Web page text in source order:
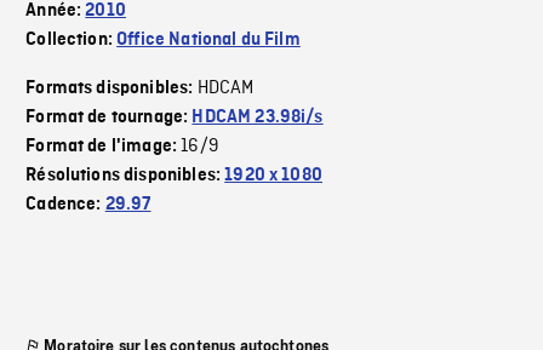
Année:2010
Collection:Office National du Film
Formats disponibles: HDCAM
Format de tournage: HDCAM 23.98i/s
Format de l'image:16/9
Résolutions disponibles:1920 x 1080
Cadence: 29.97
Moratoire sur les contenus autochtones